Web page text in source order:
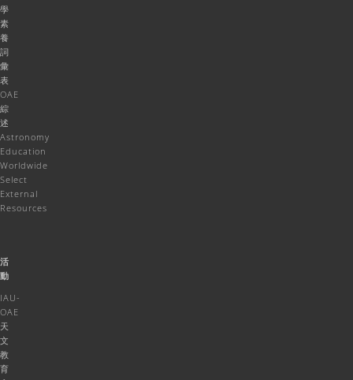
學
素
養
詞
彙
表
OAE
綜
述
Astronomy
Education
Worldwide
Select
External
Resources
活
動
IAU-
OAE
天
文
教
育